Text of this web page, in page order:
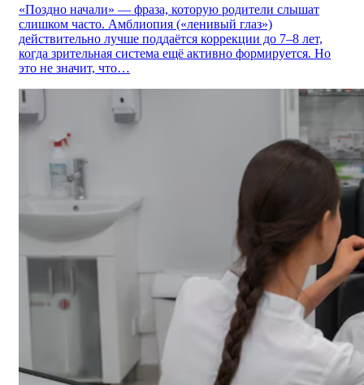
«Поздно начали» — фраза, которую родители слышат
слишком часто. Амблиопия («ленивый глаз»)
действительно лучше поддаётся коррекции до 7–8 лет,
когда зрительная система ещё активно формируется. Но
это не значит, что…